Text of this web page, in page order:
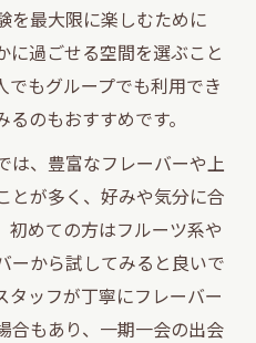
を最大限に楽しむために
に過ごせる空間を選ぶこと
もグループでも利用でき
のもおすすめです。
は、豊富なフレーバーや上
とが多く、好みや気分に合
初めての方はフルーツ系や
ーから試してみると良いで
タッフが丁寧にフレーバー
合もあり、一期一会の出会